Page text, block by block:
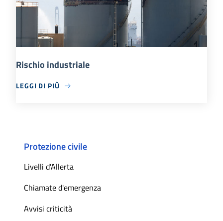
Rischio industriale
LEGGI DI PIÙ
Protezione civile
Livelli d'Allerta
Chiamate d'emergenza
Avvisi criticità